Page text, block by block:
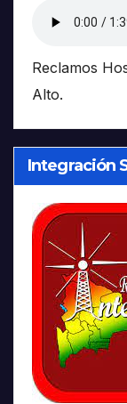
Reclamos
Alto.
Integración